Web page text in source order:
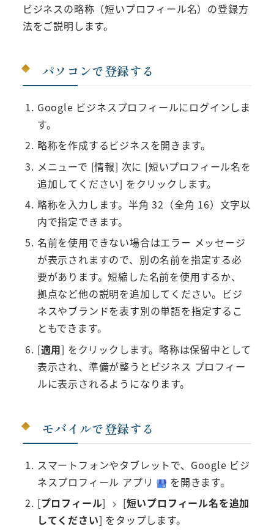
ビジネスの略称（短いプロフィール名）の登録方
法をご説明します。
パソコンで登録する
Google ビジネスプロフィールにログインしま
す。
略称を作成するビジネスを開きます。
メニューで [情報] 次に [短いプロフィール名を
追加してください] をクリックします。
略称を入力します。半角 32（全角 16）文字以
内で指定できます。
名前を使用できない場合はエラー メッセージ
が表示されますので、別の名前を指定する必
要があります。短縮した名前を使用するか、
拠点など他の説明を追加してください。ビジ
ネスやブランドを表す別の単語を指定するこ
ともできます。
[適用] をクリックします。略称は保留中として
表示され、準備が整うとビジネス プロフィー
ルに表示されるようになります。
モバイルで登録する
スマートフォンやタブレットで、Google ビジ
ネスプロフィール アプリ
を開きます。
[プロフィール] [短いプロフィール名を追加
してください] をタップします。